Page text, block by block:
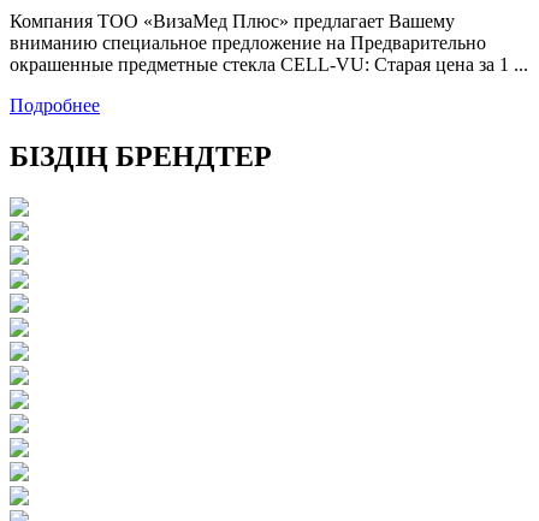
Компания ТОО «ВизаМед Плюс» предлагает Вашему
вниманию специальное предложение на Предварительно
окрашенные предметные стекла CELL-VU: Старая цена за 1 ...
Подробнее
БІЗДІҢ БРЕНДТЕР